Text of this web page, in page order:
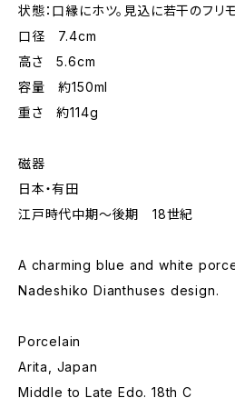
状態：口縁にホツ。見込に若干のフリモ
口径 7.4cm
高さ 5.6cm
容量 約150ml
重さ 約114g
磁器
日本・有田
江戸時代中期～後期 18世紀
A charming blue and white
Nadeshiko Dianthuses design.
Porcelain
Arita, Japan
Middle to Late Edo. 18th C